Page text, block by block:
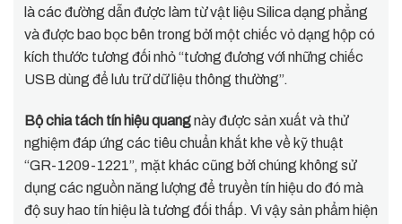
là các đường dẫn được làm từ vật liệu Silica dạng phẳng
và được bao bọc bên trong bởi một chiếc vỏ dạng hộp có
kích thước tương đối nhỏ “tương đương với những chiếc
USB dùng để lưu trữ dữ liệu thông thường”.
Bộ chia tách tín hiệu quangnày được sản xuất và thử
nghiệm đáp ứng các tiêu chuẩn khắt khe về kỹ thuật
“GR-1209-1221”, mặt khác cũng bởi chúng không sử
dụng các nguồn năng lượng để truyền tín hiệu do đó mà
độ suy hao tín hiệu là tương đối thấp. Vì vậy sản phẩm hiện